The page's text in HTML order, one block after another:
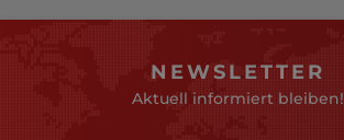
NEWSLETTER
Aktuell informiert bleiben!